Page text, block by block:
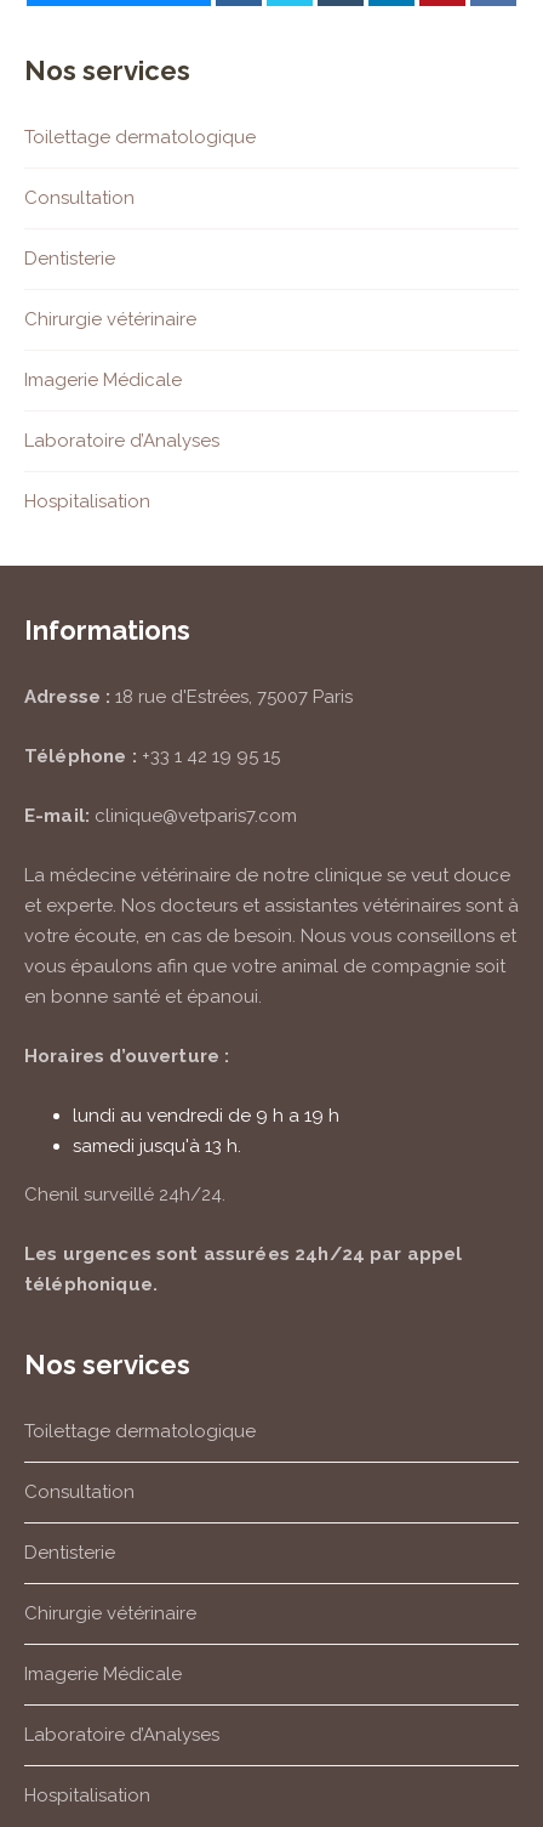
Nos services
Toilettage dermatologique
Consultation
Dentisterie
Chirurgie vétérinaire
Imagerie Médicale
Laboratoire d’Analyses
Hospitalisation
Informations
Adresse : 18 rue d'Estrées, 75007 Paris
Téléphone : +33 1 42 19 95 15
E-mail: clinique@vetparis7.com
La médecine vétérinaire de notre clinique se veut douce
et experte. Nos docteurs et assistantes vétérinaires sont à
votre écoute, en cas de besoin. Nous vous conseillons et
vous épaulons afin que votre animal de compagnie soit
en bonne santé et épanoui.
Horaires d’ouverture :
lundi au vendredi de 9 h a 19 h
samedi jusqu'à 13 h.
Chenil surveillé 24h/24.
Les urgences sont assurées 24h/24 par appel
téléphonique.
Nos services
Toilettage dermatologique
Consultation
Dentisterie
Chirurgie vétérinaire
Imagerie Médicale
Laboratoire d’Analyses
Hospitalisation